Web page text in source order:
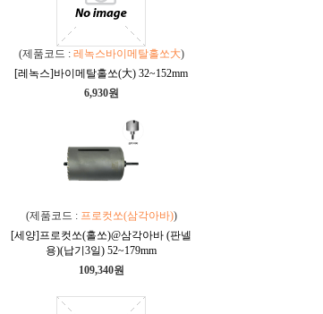
(제품코드 : 레녹스바이메탈홀쏘大)
[레녹스]바이메탈홀쏘(大) 32~152mm
6,930원
(제품코드 : 프로컷쏘(삼각아바))
[세양]프로컷쏘(홀쏘)@삼각아바 (판넬
용)(납기3일) 52~179mm
109,340원